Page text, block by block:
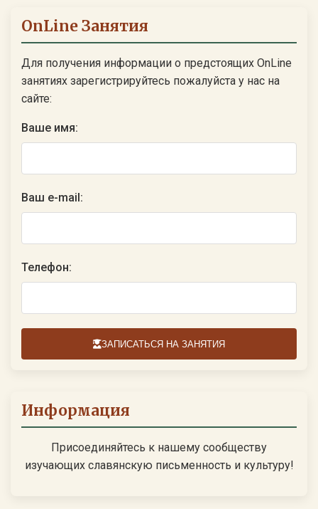
OnLine Занятия
Для получения информации о предстоящих OnLine
занятиях зарегистрируйтесь пожалуйста у нас на
сайте:
Ваше имя:
Ваш e-mail:
Телефон:
ЗАПИСАТЬСЯ НА ЗАНЯТИЯ
Информация
Присоединяйтесь к нашему сообществу
изучающих славянскую письменность и культуру!